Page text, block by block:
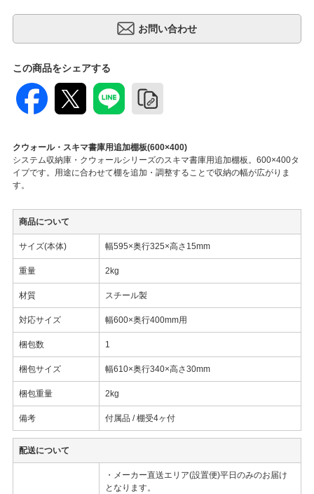
この商品をシェアする
クウォール・スキマ書庫用追加棚板(600×400)
システム収納庫・クウォールシリーズのスキマ書庫用追加棚板。600×400タ
イプです。用途に合わせて棚を追加・調整することで収納の幅が広がりま
す。
商品について
サイズ(本体) 幅595×奥行325×高さ15mm
重量 2kg
材質 スチール製
対応サイズ 幅600×奥行400mm用
梱包数 1
梱包サイズ 幅610×奥行340×高さ30mm
梱包重量 2kg
備考 付属品 / 棚受4ヶ付
配送について
・メーカー直送エリア(設置便)平日のみのお届け
となります。